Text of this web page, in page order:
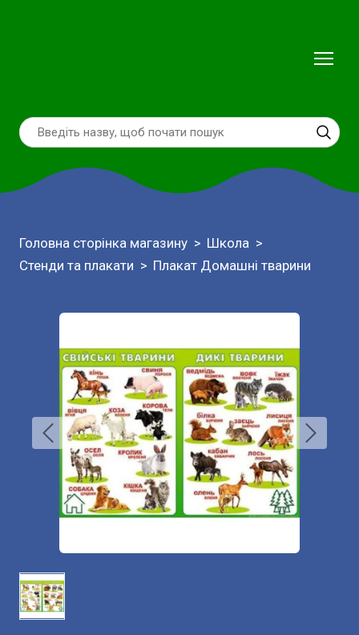
Головна сторінка магазину
Школа
Стенди та плакати
Плакат Домашні тварини